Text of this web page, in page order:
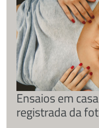
Ensaios em
registrada da